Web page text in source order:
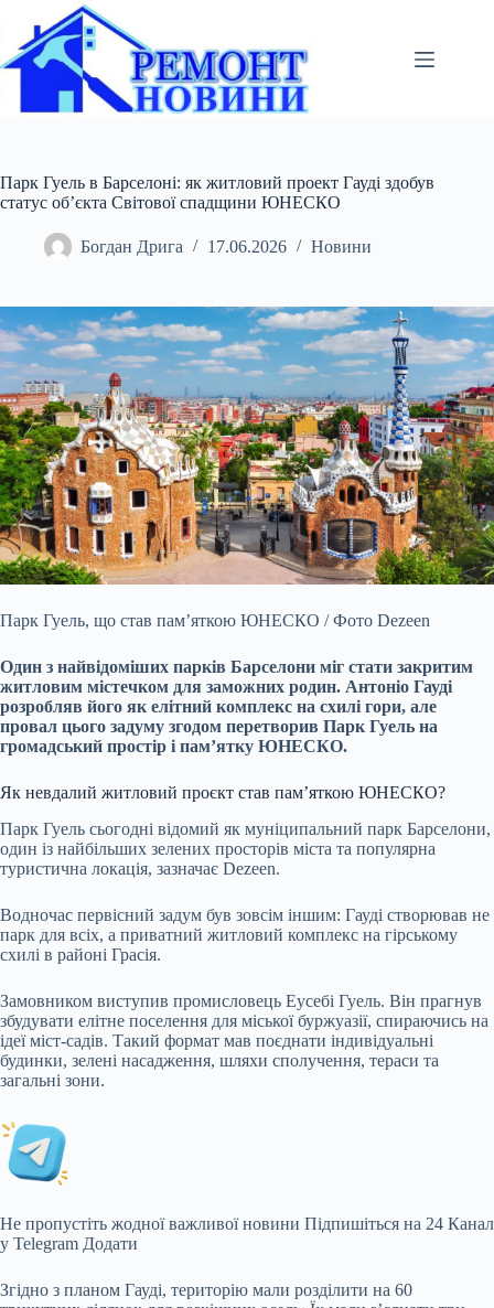
вмісту
Парк Гуель в Барселоні: як житловий проект Гауді здобув
статус об’єкта Світової спадщини ЮНЕСКО
Богдан Дрига 17.06.2026 Новини
Парк Гуель, що став пам’яткою ЮНЕСКО / Фото Dezeen
Один з найвідоміших парків Барселони міг стати закритим
житловим містечком для заможних родин. Антоніо Гауді
розробляв його як елітний комплекс на схилі гори, але
провал цього задуму згодом перетворив Парк Гуель на
громадський простір і пам’ятку ЮНЕСКО.
Як невдалий житловий проєкт став пам’яткою ЮНЕСКО?
Парк Гуель сьогодні відомий як муніципальний парк Барселони,
один із найбільших зелених просторів міста та популярна
туристична локація, зазначає Dezeen.
Водночас первісний задум був зовсім іншим: Гауді створював не
парк для всіх, а приватний житловий комплекс на гірському
схилі в районі Грасія.
Замовником виступив промисловець Еусебі Гуель. Він прагнув
збудувати елітне поселення для міської буржуазії, спираючись на
ідеї міст-садів. Такий формат мав поєднати індивідуальні
будинки, зелені насадження, шляхи сполучення, тераси та
загальні зони.
Не пропустіть жодної важливої новини Підпишіться на 24 Канал
у Telegram Додати
Згідно з планом Гауді, територію мали розділити на 60